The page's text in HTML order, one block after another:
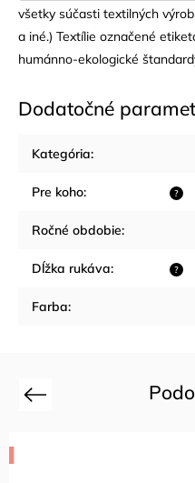
všetky súčasti textilných
a iné.) Textílie označené
humánno-ekologické
Dodatočné
Kategória:
?
Pre koho:
Ročné obdobie:
?
Dĺžka rukáva:
Farba:
Previous